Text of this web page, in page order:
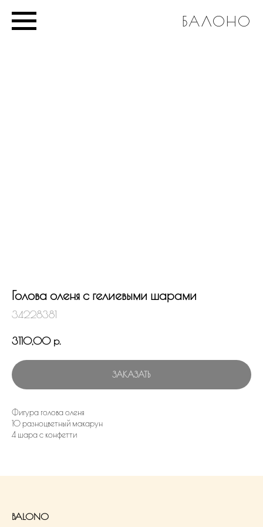
БАЛОНО
Голова оленя с гелиевыми шарами
34228381
3110,00 р.
ЗАКАЗАТЬ
Фигура голова оленя
10 разноцветный макарун
4 шара с конфетти
BALONO